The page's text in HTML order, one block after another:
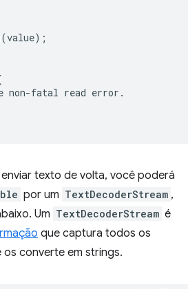
(value);
non-fatal read error .
texto de volta, você poderá
por um TextDecoderStream ,
Um TextDecoderStream é
que captura todos os
os converte em strings.